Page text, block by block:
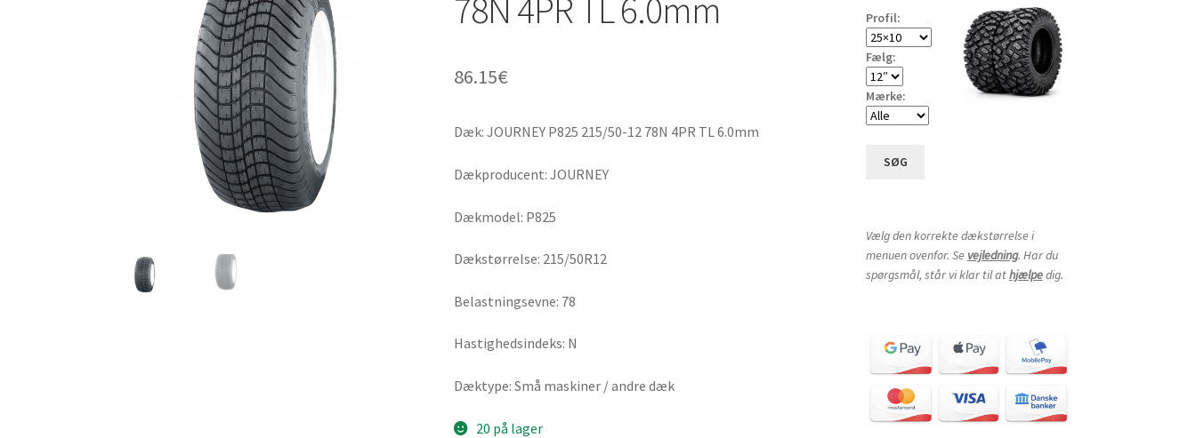
78N 4PR TL 6.0mm
86.15€
Dæk: JOURNEY P825 215/50-12 78N 4PR TL 6.0mm
Dækproducent: JOURNEY
Dækmodel: P825
Dækstørrelse: 215/50R12
Belastningsevne: 78
Hastighedsindeks: N
Dæktype: Små maskiner / andre dæk
20 på lager
Profil:
Fælg:
Mærke:
SØG
Vælg den korrekte dækstørrelse i
menuen ovenfor. Se vejledning. Har du
spørgsmål, står vi klar til athjælpedig.